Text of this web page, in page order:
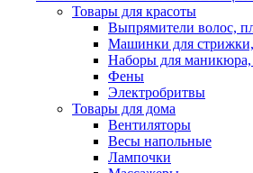
Товары для красоты
Выпрямители волос,
Машинки для
Наборы для
Фены
Электробритвы
Товары для дома
Вентиляторы
Весы напольные
Лампочки